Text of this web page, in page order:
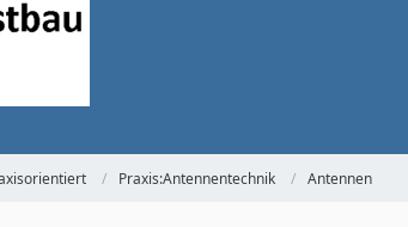
Praxis:Antennentechnik Antennen